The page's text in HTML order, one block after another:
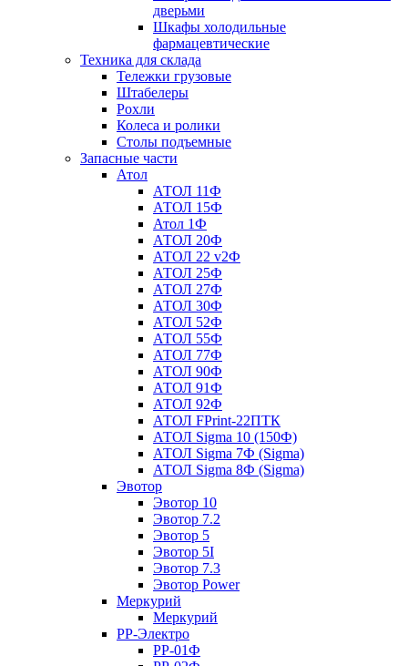
дверьми
Шкафы холодильные
фармацевтические
Техника для склада
Тележки грузовые
Штабелеры
Рохли
Колеса и ролики
Столы подъемные
Запасные части
Атол
АТОЛ 11Ф
АТОЛ 15Ф
Атол 1Ф
АТОЛ 20Ф
АТОЛ 22 v2Ф
АТОЛ 25Ф
АТОЛ 27Ф
АТОЛ 30Ф
АТОЛ 52Ф
АТОЛ 55Ф
АТОЛ 77Ф
АТОЛ 90Ф
АТОЛ 91Ф
АТОЛ 92Ф
АТОЛ FPrint-22ПТК
АТОЛ Sigma 10 (150Ф)
АТОЛ Sigma 7Ф (Sigma)
АТОЛ Sigma 8Ф (Sigma)
Эвотор
Эвотор 10
Эвотор 7.2
Эвотор 5
Эвотор 5I
Эвотор 7.3
Эвотор Power
Меркурий
Меркурий
РР-Электро
РР-01Ф